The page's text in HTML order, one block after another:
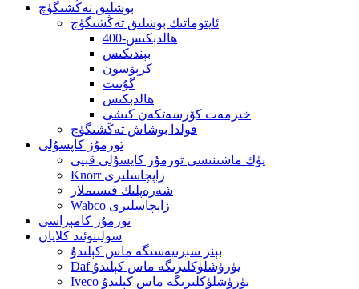
بوشلىق تەڭشىگۈچ
ئاپتوماتىك بوشلىق تەڭشىگۈچ
400-ھالدېكىس
بېندىكىس
كرېۋسون
گۇنىت
ھالدېكىس
خىزمەت كۆرسەتكەن كىشى
قولدا بوشاش تەڭشىگۈچ
تورمۇز كاپسۇلى
يۈك ماشىنىسى تورمۇز كاپسۇلى قېپى
Knorr زاپچاسلىرى
شەرەپلىك قىسىملار
Wabco زاپچاسلىرى
تورمۇز كامېراسى
سولېنوئىد كلاپان
بېنز سېرىيەسىگە ماس كېلىدۇ
Daf يۈرۈشلۈكلىرىگە ماس كېلىدۇ
Iveco يۈرۈشلۈكلىرىگە ماس كېلىدۇ